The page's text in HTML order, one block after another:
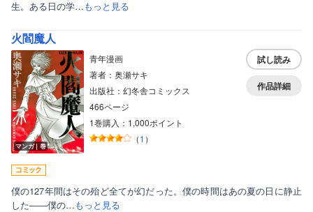
生。ある日の学…もっと見る
火閻魔人
マンガ｜巻
青年漫画
著者：奥瀬サキ
出版社：幻冬舎コミックス
466ページ
1巻購入：1,000ポイント
（1 ）
試し読み
作品詳細
僕の127年間はその殆ど全てが幻だった。僕の時間はあの夏の日に静止
した――僕の…もっと見る
ボーイズラブ
ティーンズラブ
女性写真集